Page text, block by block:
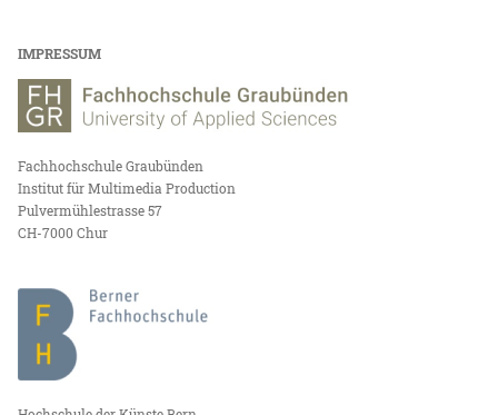
IMPRESSUM
Fachhochschule Graubünden
Institut für Multimedia Production
Pulvermühlestrasse 57
CH-7000 Chur